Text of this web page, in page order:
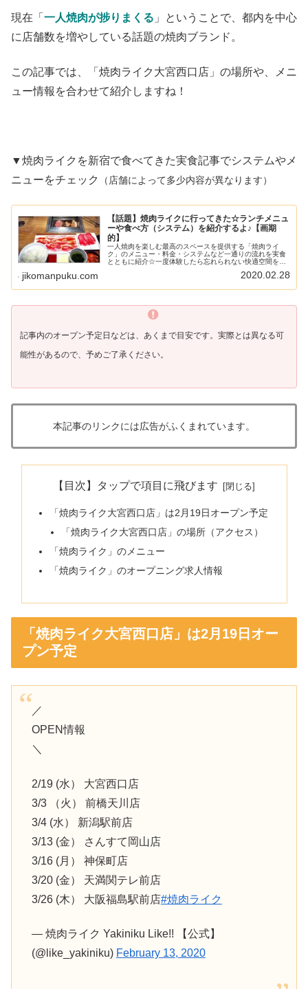
現在「 一人焼肉が捗りまくる 」ということで、都内を中心
に店舗数を増やしている話題の焼肉ブランド。
この記事では、「焼肉ライク大宮西口店」の場所や、メニ
ュー情報を合わせて紹介しますね！
▼焼肉ライクを新宿で食べてきた実食記事でシステムやメ
ニューをチェック
（店舗によって多少内容が異なります）
【話題】焼肉ライクに行ってきた☆ランチメニュ
ーや食べ方（システム）を紹介するよ♪【画期
的】
一人焼肉を楽しむ最高のスペースを提供する「焼肉ライ
ク」のメニュー・料金・システムなど一通りの流れを実食
とともに紹介☆一度体験したら忘れられない快適空間をぜ
jikomanpuku.com 2020.02.28
記事内のオープン予定日などは、あくまで目安です。実際とは異なる可
能性があるので、予めご了承ください。
本記事のリンクには広告がふくまれています。
【目次】タップで項目に飛びます
「焼肉ライク大宮西口店」は2月19日オープン予定
「焼肉ライク大宮西口店」の場所（アクセス）
「焼肉ライク」のメニュー
「焼肉ライク」のオープニング求人情報
「焼肉ライク大宮西口店」は2月19日オー
プン予定
／
OPEN情報
＼
2/19 (水） 大宮西口店
3/3 （火） 前橋天川店
3/4 (水） 新潟駅前店
3/13 (金） さんすて岡山店
3/16 (月） 神保町店
3/20 (金） 天満関テレ前店
3/26 (木） 大阪福島駅前店#焼肉ライク
— 焼肉ライク Yakiniku Like!! 【公式】
(@like_yakiniku) February 13, 2020